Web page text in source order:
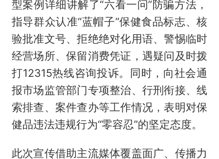
型案例详细讲解了“六看一问”防骗方法，
指导群众认准“蓝帽子”保健食品标志、核
验批准文号、拒绝绝对化用语、警惕临时
经营场所、保留消费凭证，遇疑问及时拨
打12315热线咨询投诉。同时，向社会通
报市场监管部门专项整治、行刑衔接、线
索排查、案件查办等工作情况，表明对保
健品违法违规行为“零容忍”的坚定态度。
此次宣传借助主流媒体覆盖面广、传播力